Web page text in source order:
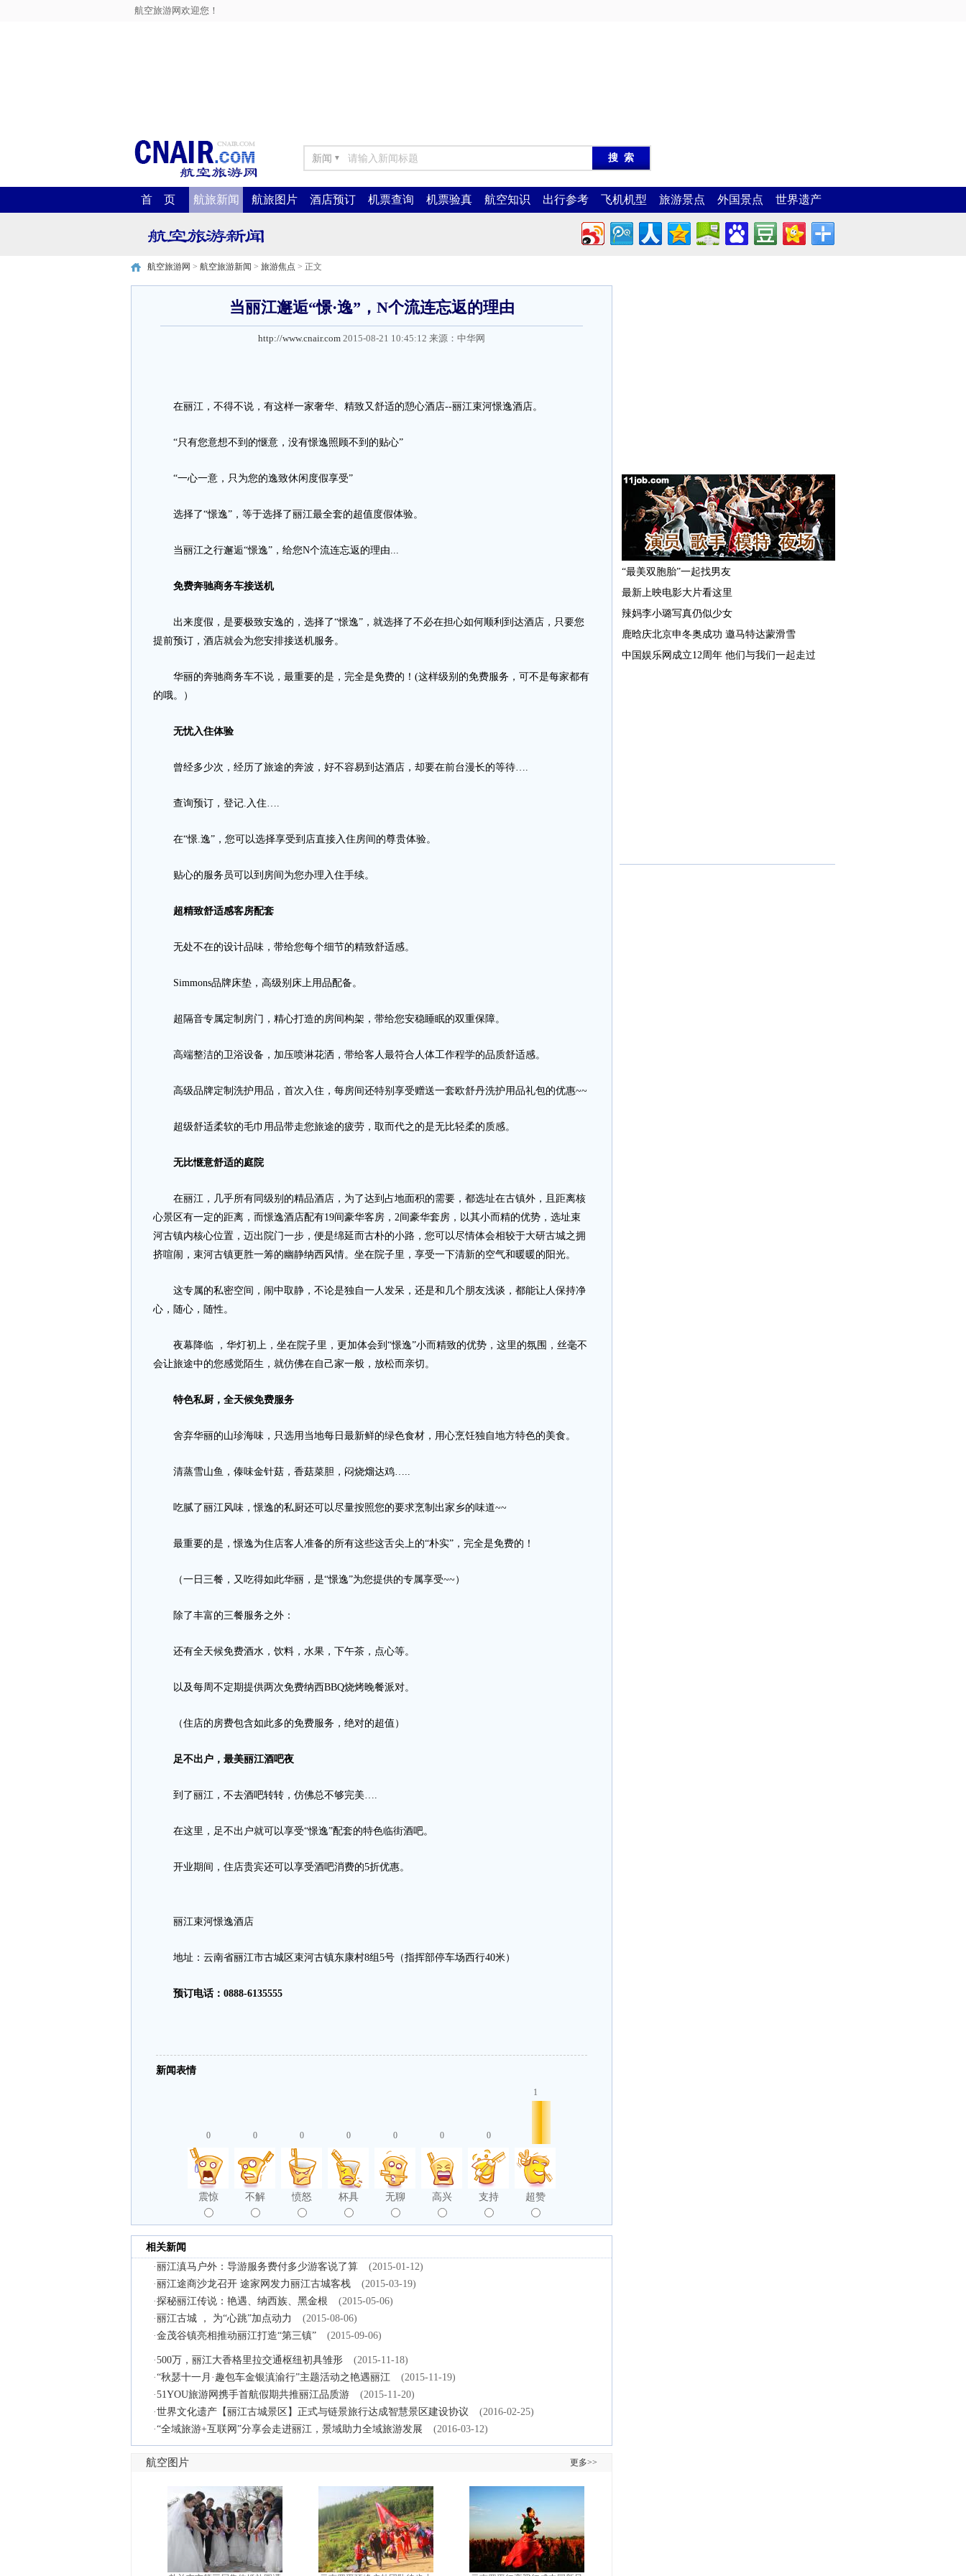
航空旅游网欢迎您！
新闻 ▼
首 页 航旅新闻 航旅图片 酒店预订 机票查询 机票验真 航空知识 出行参考 飞机机型 旅游景点 外国景点 世界遗产
航空旅游网 > 航空旅游新闻 > 旅游焦点 > 正文
当丽江邂逅“憬·逸”，N个流连忘返的理由
http://www.cnair.com 2015-08-21 10:45:12 来源： 中华网
在丽江，不得不说，有这样一家奢华、精致又舒适的憩心酒店--丽江束河憬逸酒店。
“只有您意想不到的惬意，没有憬逸照顾不到的贴心”
“一心一意，只为您的逸致休闲度假享受”
选择了“憬逸”，等于选择了丽江最全套的超值度假体验。
当丽江之行邂逅“憬逸”，给您N个流连忘返的理由...
免费奔驰商务车接送机
出来度假，是要极致安逸的，选择了“憬逸”，就选择了不必在担心如何顺利到达酒店，只要您
提前预订，酒店就会为您安排接送机服务。
华丽的奔驰商务车不说，最重要的是，完全是免费的！(这样级别的免费服务，可不是每家都有
的哦。）
无忧入住体验
曾经多少次，经历了旅途的奔波，好不容易到达酒店，却要在前台漫长的等待….
查询预订，登记.入住….
在“憬.逸”，您可以选择享受到店直接入住房间的尊贵体验。
贴心的服务员可以到房间为您办理入住手续。
超精致舒适感客房配套
无处不在的设计品味，带给您每个细节的精致舒适感。
Simmons品牌床垫，高级别床上用品配备。
超隔音专属定制房门，精心打造的房间构架，带给您安稳睡眠的双重保障。
高端整洁的卫浴设备，加压喷淋花洒，带给客人最符合人体工作程学的品质舒适感。
高级品牌定制洗护用品，首次入住，每房间还特别享受赠送一套欧舒丹洗护用品礼包的优惠~~
超级舒适柔软的毛巾用品带走您旅途的疲劳，取而代之的是无比轻柔的质感。
无比惬意舒适的庭院
在丽江，几乎所有同级别的精品酒店，为了达到占地面积的需要，都选址在古镇外，且距离核
心景区有一定的距离，而憬逸酒店配有19间豪华客房，2间豪华套房，以其小而精的优势，选址束
河古镇内核心位置，迈出院门一步，便是绵延而古朴的小路，您可以尽情体会相较于大研古城之拥
挤喧闹，束河古镇更胜一筹的幽静纳西风情。坐在院子里，享受一下清新的空气和暖暖的阳光。
这专属的私密空间，闹中取静，不论是独自一人发呆，还是和几个朋友浅谈，都能让人保持净
心，随心，随性。
夜幕降临 ，华灯初上，坐在院子里，更加体会到“憬逸”小而精致的优势，这里的氛围，丝毫不
会让旅途中的您感觉陌生，就仿佛在自己家一般，放松而亲切。
特色私厨，全天候免费服务
舍弃华丽的山珍海味，只选用当地每日最新鲜的绿色食材，用心烹饪独自地方特色的美食。
清蒸雪山鱼，傣味金针菇，香菇菜胆，闷烧熘达鸡…..
吃腻了丽江风味，憬逸的私厨还可以尽量按照您的要求烹制出家乡的味道~~
最重要的是，憬逸为住店客人准备的所有这些这舌尖上的“朴实”，完全是免费的！
（一日三餐，又吃得如此华丽，是“憬逸”为您提供的专属享受~~）
除了丰富的三餐服务之外：
还有全天候免费酒水，饮料，水果，下午茶，点心等。
以及每周不定期提供两次免费纳西BBQ烧烤晚餐派对。
（住店的房费包含如此多的免费服务，绝对的超值）
足不出户，最美丽江酒吧夜
到了丽江，不去酒吧转转，仿佛总不够完美….
在这里，足不出户就可以享受“憬逸”配套的特色临街酒吧。
开业期间，住店贵宾还可以享受酒吧消费的5折优惠。
丽江束河憬逸酒店
地址：云南省丽江市古城区束河古镇东康村8组5号（指挥部停车场西行40米）
预订电话：0888-6135555
新闻表情
0
震惊
0
不解
0
愤怒
0
杯具
0
无聊
0
高兴
0
支持
1
超赞
相关新闻
· 丽江滇马户外：导游服务费付多少游客说了算
(2015-01-12)
· 丽江途商沙龙召开 途家网发力丽江古城客栈
(2015-03-19)
·探秘丽江传说：艳遇、纳西族、黑金根
(2015-05-06)
· 丽江古城 ， 为“心跳”加点动力
(2015-08-06)
·金茂谷镇亮相推动丽江打造“第三镇” (2015-09-06)
·500万，丽江大香格里拉交通枢纽初具雏形
(2015-11-18)
·“秋瑟十一月·趣包车金银滇渝行”主题活动之艳遇丽江
(2015-11-19)
·51YOU旅游网携手首航假期共推丽江品质游
(2015-11-20)
·世界文化遗产【丽江古城景区】正式与链景旅行达成智慧景区建设协议
(2016-02-25)
·“全域旅游+互联网”分享会走进丽江，景域助力全域旅游发展 (2016-03-12)
航空图片 更多>>